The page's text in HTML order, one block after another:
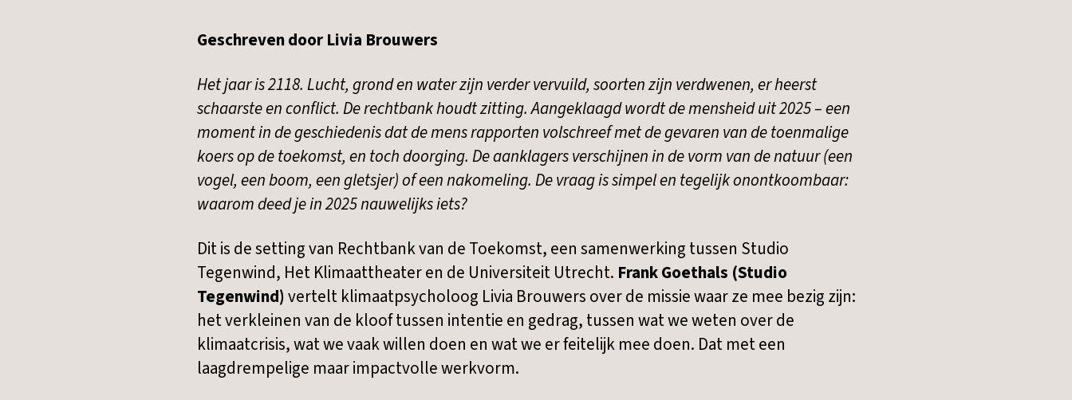
Geschreven door Livia Brouwers
Het jaar is 2118. Lucht, grond en water zijn verder vervuild, soorten zijn verdwenen, er heerst
schaarste en conflict. De rechtbank houdt zitting. Aangeklaagd wordt de mensheid uit 2025 – een
moment in de geschiedenis dat de mens rapporten volschreef met de gevaren van de toenmalige
koers op de toekomst, en toch doorging. De aanklagers verschijnen in de vorm van de natuur (een
vogel, een boom, een gletsjer) of een nakomeling. De vraag is simpel en tegelijk onontkoombaar:
waarom deed je in 2025 nauwelijks iets?
Dit is de setting van Rechtbank van de Toekomst, een samenwerking tussen Studio
Tegenwind, Het Klimaattheater en de Universiteit Utrecht. Frank Goethals (Studio
Tegenwind)vertelt klimaatpsycholoog Livia Brouwers over de missie waar ze mee bezig zijn:
het verkleinen van de kloof tussen intentie en gedrag, tussen wat we weten over de
klimaatcrisis, wat we vaak willen doen en wat we er feitelijk mee doen. Dat met een
laagdrempelige maar impactvolle werkvorm.